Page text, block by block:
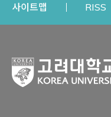
사이트맵 RISS
자료찾기